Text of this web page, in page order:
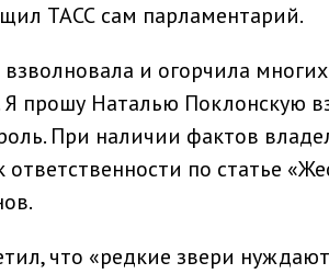
ТАСС сам парламентарий.
взволновала и огорчила
Я прошу Наталью Поклонскую
При наличии фактов
ответственности по статье
что «редкие звери